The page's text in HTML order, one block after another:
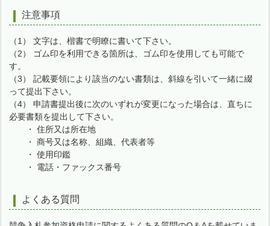
注意事項
（1） 文字は、楷書で明瞭に書いて下さい。
（2） ゴム印を利用できる箇所は、ゴム印を使用しても可能で
す。
（3） 記載要領により該当のない書類は、斜線を引いて一緒に綴
って提出下さい。
（4） 申請書提出後に次のいずれが変更になった場合は、直ちに
必要書類を提出して下さい。
・ 住所又は所在地
・ 商号又は名称、組織、代表者等
・ 使用印鑑
・ 電話・ファックス番号
よくある質問